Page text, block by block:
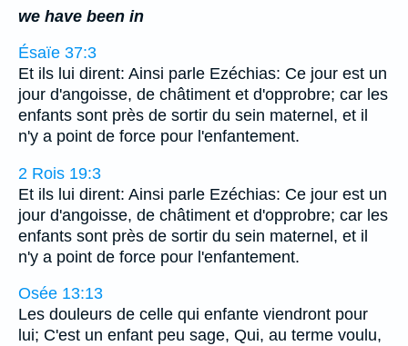
we have been in
Ésaïe 37:3
Et ils lui dirent: Ainsi parle Ezéchias: Ce jour est un
jour d'angoisse, de châtiment et d'opprobre; car les
enfants sont près de sortir du sein maternel, et il
n'y a point de force pour l'enfantement.
2 Rois 19:3
Et ils lui dirent: Ainsi parle Ezéchias: Ce jour est un
jour d'angoisse, de châtiment et d'opprobre; car les
enfants sont près de sortir du sein maternel, et il
n'y a point de force pour l'enfantement.
Osée 13:13
Les douleurs de celle qui enfante viendront pour
lui; C'est un enfant peu sage, Qui, au terme voulu,